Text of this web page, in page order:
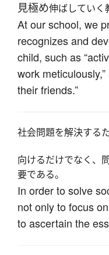
見極め伸ばしていく
At our school, we
recognizes and
child, such as
work
their friends.”
社会問題を解決する
向けるだけでなく、
要である。
In order to solve
not only to focus
to ascertain the